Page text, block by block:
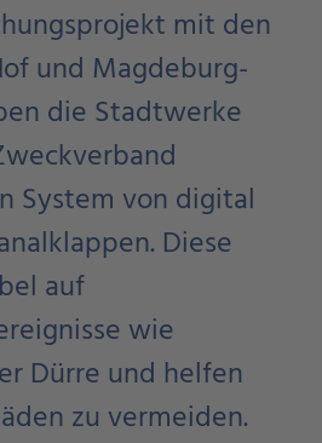
mit den
und Magdeburg-
die Stadtwerke
System von digital
Diese
auf
wie
Dürre und helfen
zu vermeiden.